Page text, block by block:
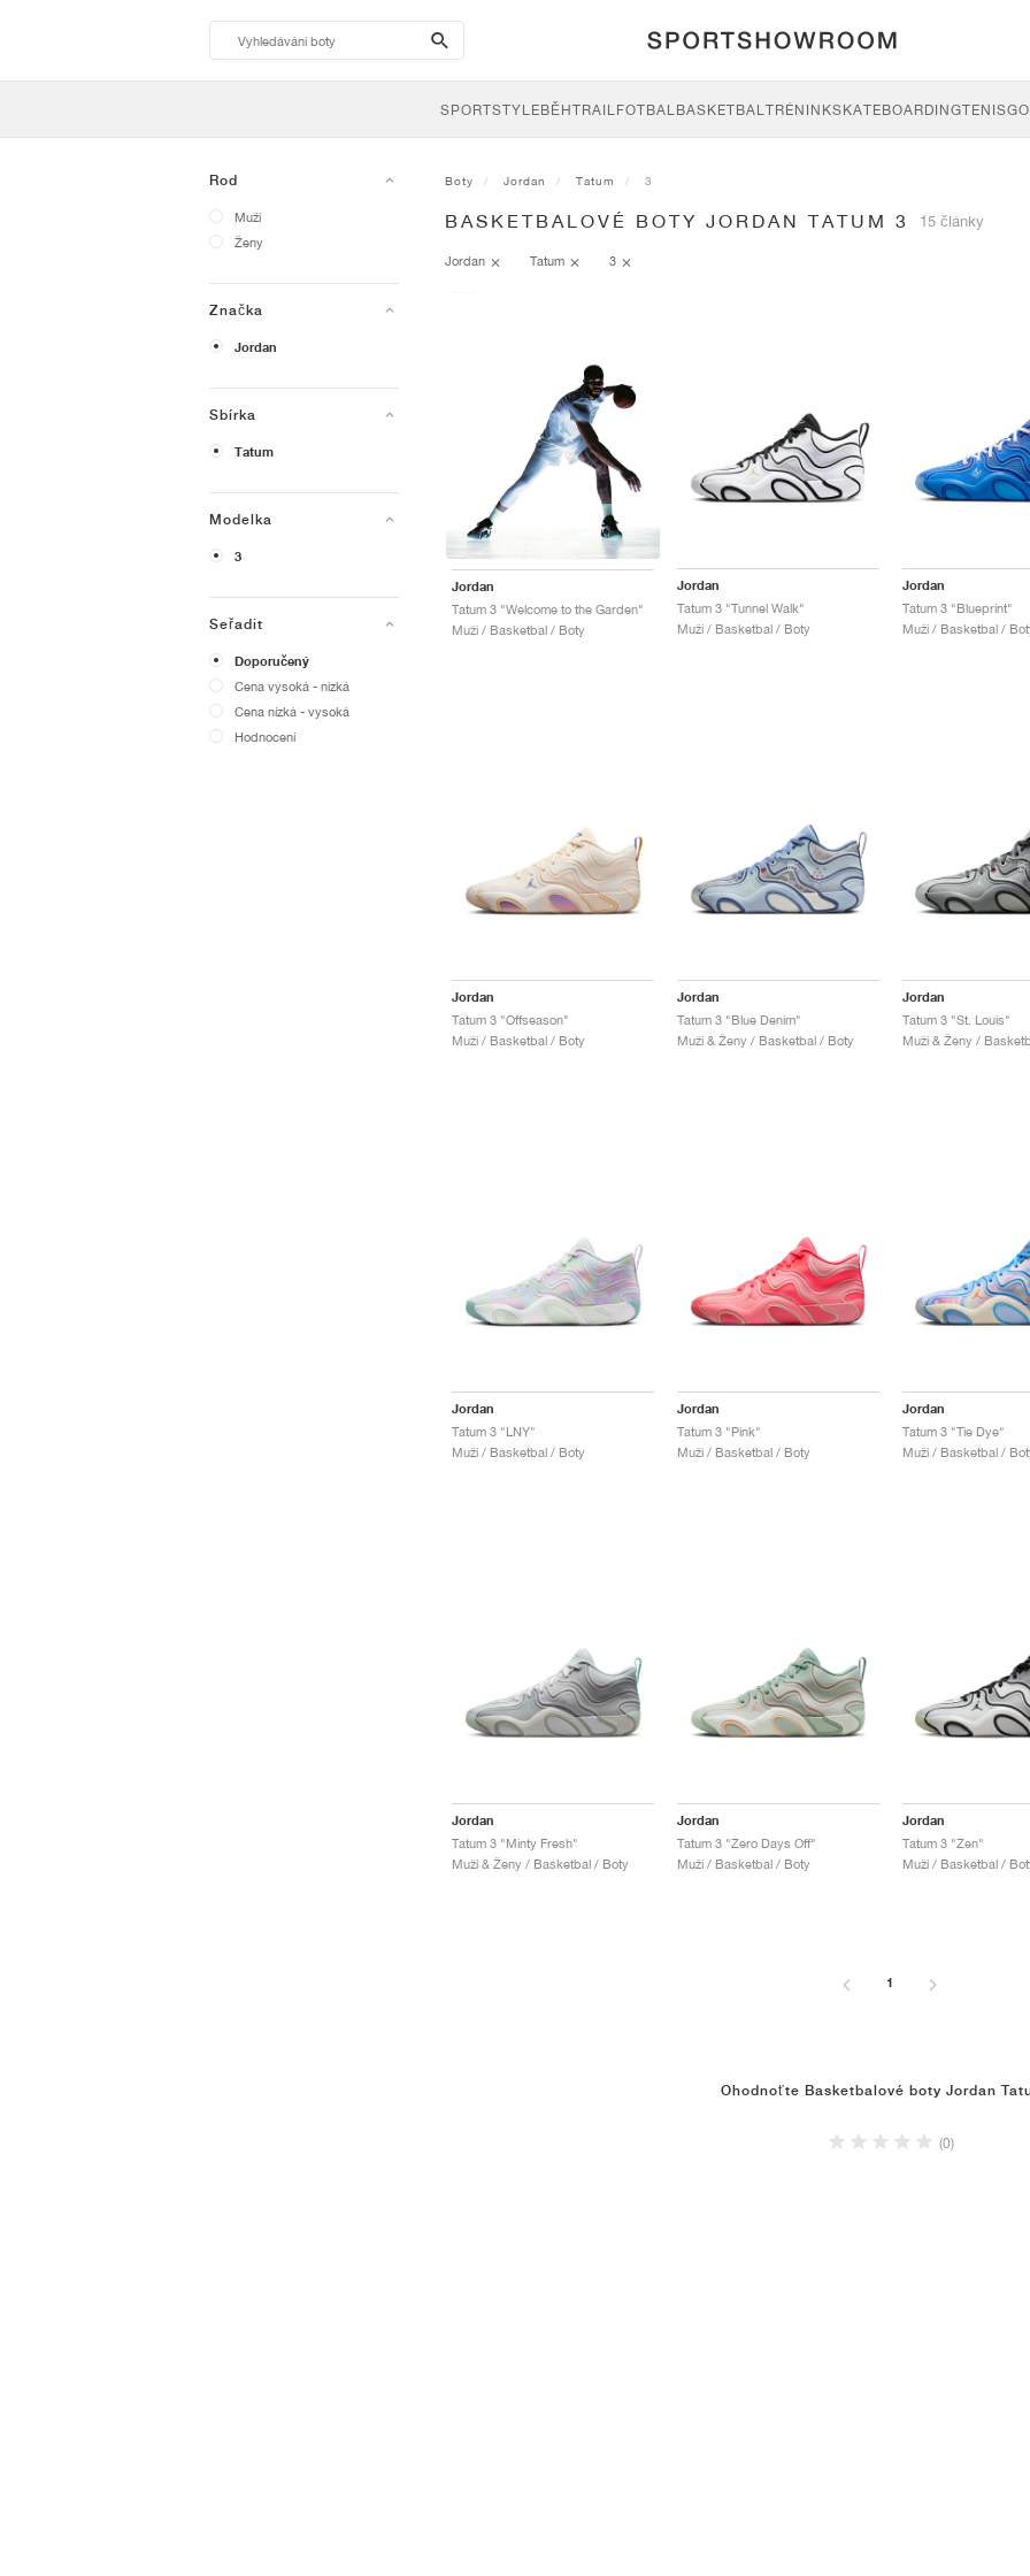
search-
btn
SPORTSTYLEBĚHTRAILFOTBALBASKETBALTRÉNINKSKATEBOARDINGTENIS
Rod
Muži
Ženy
Značka
Jordan
Sbírka
Tatum
Modelka
3
Seřadit
Doporučený
Cena vysoká - nízká
Cena nízká - vysoká
Hodnocení
Boty Jordan Tatum 3
BASKETBALOVÉ BOTY JORDAN TATUM 3 15 články
Jordan Tatum 3
Jordan
Tatum 3 "Welcome to the Garden"
Muži / Basketbal / Boty
Jordan
Tatum 3 "Tunnel Walk"
Muži / Basketbal / Boty
Jordan
Tatum 3 "Blueprint"
Muži / Basketbal /
Jordan
Tatum 3 "Offseason"
Muži / Basketbal / Boty
Jordan
Tatum 3 "Blue Denim"
Muži & Ženy / Basketbal / Boty
Jordan
Tatum 3 "St. Louis"
Muži & Ženy /
Jordan
Tatum 3 "LNY"
Muži / Basketbal / Boty
Jordan
Tatum 3 "Pink"
Muži / Basketbal / Boty
Jordan
Tatum 3 "Tie Dye"
Muži / Basketbal /
Jordan
Tatum 3 "Minty Fresh"
Muži & Ženy / Basketbal / Boty
Jordan
Tatum 3 "Zero Days Off"
Muži / Basketbal / Boty
Jordan
Tatum 3 "Zen"
Muži / Basketbal /
1
Ohodnoťte Basketbalové boty Jordan
(0)